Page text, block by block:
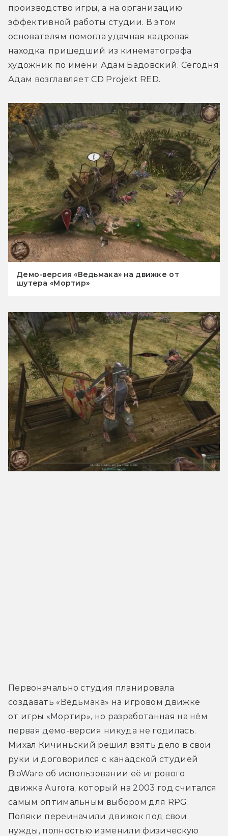
производство игры, а на организацию
эффективной работы студии. В этом
основателям помогла удачная кадровая
находка: пришедший из кинематографа
художник по имени Адам Бадовский. Сегодня
Адам возглавляет CD Projekt RED.
Демо-версия «Ведьмака» на движке от
шутера «Мортир»
Первоначально студия планировала
создавать «Ведьмака» на игровом движке
от игры «Мортир», но разработанная на нём
первая демо-версия никуда не годилась.
Михал Кичиньский решил взять дело в свои
руки и договорился с канадской студией
BioWare об использовании её игрового
движка Aurora, который на 2003 год считался
самым оптимальным выбором для RPG.
Поляки переиначили движок под свои
нужды, полностью изменили физическую